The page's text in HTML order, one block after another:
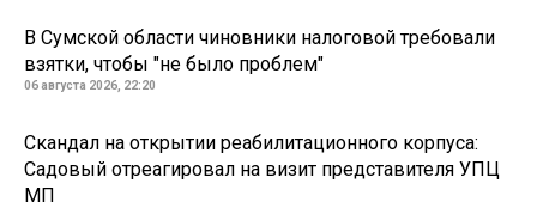
В Сумской области чиновники налоговой требовали
взятки, чтобы "не было проблем"
06 августа 2026, 22:20
Скандал на открытии реабилитационного корпуса:
Садовый отреагировал на визит представителя УПЦ
МП